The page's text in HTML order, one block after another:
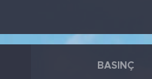
BASINÇ